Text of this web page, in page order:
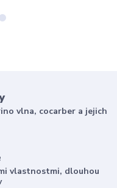
vlna, cocarber a jejich
vlastnostmi, dlouhou